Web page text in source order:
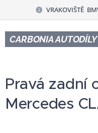
VRAKOVIŠTĚ
CARBONIA AUTODÍLY
Pravá zadní
Mercedes